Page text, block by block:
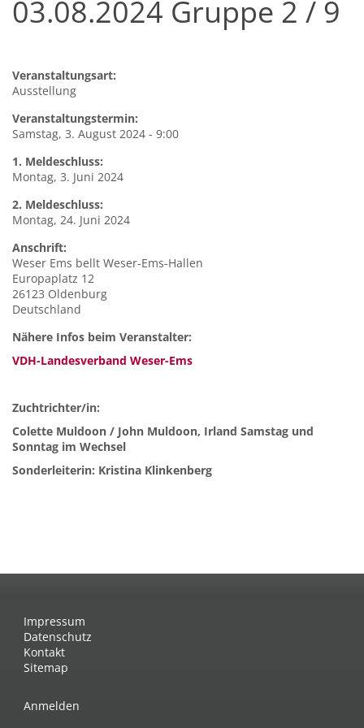
03.08.2024 Gruppe 2 / 9
Veranstaltungsart:
Ausstellung
Veranstaltungstermin:
Samstag, 3. August 2024 - 9:00
1. Meldeschluss:
Montag, 3. Juni 2024
2. Meldeschluss:
Montag, 24. Juni 2024
Anschrift:
Weser Ems bellt Weser-Ems-Hallen
Europaplatz 12
26123 Oldenburg
Deutschland
Nähere Infos beim Veranstalter:
VDH-Landesverband Weser-Ems
Zuchtrichter/in:
Colette Muldoon / John Muldoon, Irland Samstag und
Sonntag im Wechsel
Sonderleiterin: Kristina Klinkenberg
Impressum
Datenschutz
Kontakt
Sitemap
Anmelden